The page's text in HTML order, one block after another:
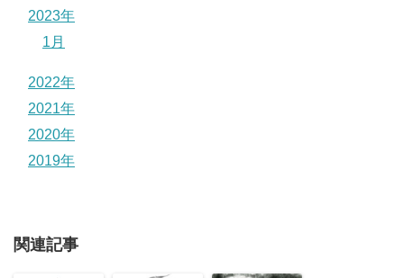
2023年
1月
2022年
2021年
2020年
2019年
関連記事